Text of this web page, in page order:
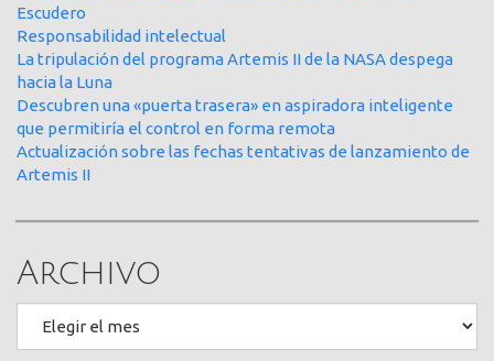
Escudero
Responsabilidad intelectual
La tripulación del programa Artemis II de la NASA despega
hacia la Luna
Descubren una «puerta trasera» en aspiradora inteligente
que permitiría el control en forma remota
Actualización sobre las fechas tentativas de lanzamiento de
Artemis II
Archivo